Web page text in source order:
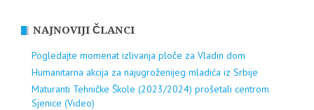
NAJNOVIJI ČLANCI
Pogledajte momenat izlivanja ploče za Vladin dom
Humanitarna akcija za najugroženijeg mladića iz Srbije
Maturanti Tehničke Škole (2023/2024) prošetali centrom
Sjenice (Video)